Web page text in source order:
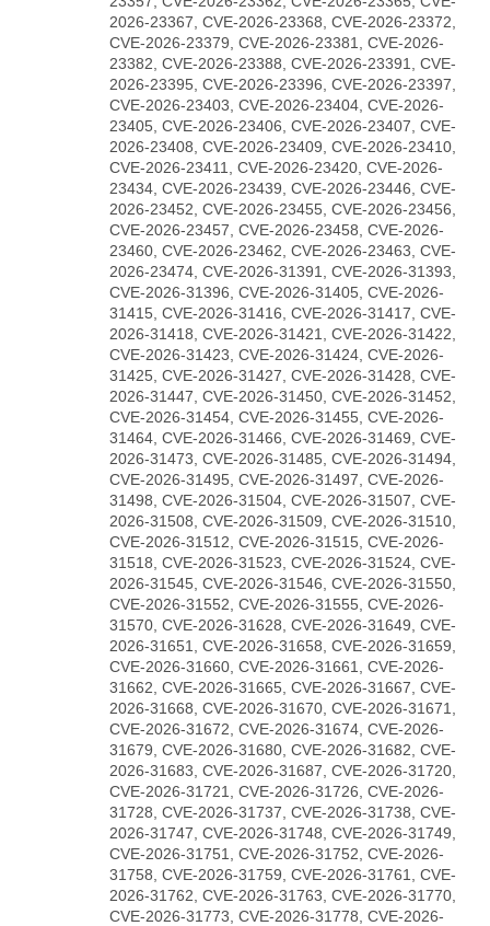
2026-23367, CVE-2026-23368, CVE-2026-23372,
CVE-2026-23379, CVE-2026-23381, CVE-2026-
23382, CVE-2026-23388, CVE-2026-23391, CVE-
2026-23395, CVE-2026-23396, CVE-2026-23397,
CVE-2026-23403, CVE-2026-23404, CVE-2026-
23405, CVE-2026-23406, CVE-2026-23407, CVE-
2026-23408, CVE-2026-23409, CVE-2026-23410,
CVE-2026-23411, CVE-2026-23420, CVE-2026-
23434, CVE-2026-23439, CVE-2026-23446, CVE-
2026-23452, CVE-2026-23455, CVE-2026-23456,
CVE-2026-23457, CVE-2026-23458, CVE-2026-
23460, CVE-2026-23462, CVE-2026-23463, CVE-
2026-23474, CVE-2026-31391, CVE-2026-31393,
CVE-2026-31396, CVE-2026-31405, CVE-2026-
31415, CVE-2026-31416, CVE-2026-31417, CVE-
2026-31418, CVE-2026-31421, CVE-2026-31422,
CVE-2026-31423, CVE-2026-31424, CVE-2026-
31425, CVE-2026-31427, CVE-2026-31428, CVE-
2026-31447, CVE-2026-31450, CVE-2026-31452,
CVE-2026-31454, CVE-2026-31455, CVE-2026-
31464, CVE-2026-31466, CVE-2026-31469, CVE-
2026-31473, CVE-2026-31485, CVE-2026-31494,
CVE-2026-31495, CVE-2026-31497, CVE-2026-
31498, CVE-2026-31504, CVE-2026-31507, CVE-
2026-31508, CVE-2026-31509, CVE-2026-31510,
CVE-2026-31512, CVE-2026-31515, CVE-2026-
31518, CVE-2026-31523, CVE-2026-31524, CVE-
2026-31545, CVE-2026-31546, CVE-2026-31550,
CVE-2026-31552, CVE-2026-31555, CVE-2026-
31570, CVE-2026-31628, CVE-2026-31649, CVE-
2026-31651, CVE-2026-31658, CVE-2026-31659,
CVE-2026-31660, CVE-2026-31661, CVE-2026-
31662, CVE-2026-31665, CVE-2026-31667, CVE-
2026-31668, CVE-2026-31670, CVE-2026-31671,
CVE-2026-31672, CVE-2026-31674, CVE-2026-
31679, CVE-2026-31680, CVE-2026-31682, CVE-
2026-31683, CVE-2026-31687, CVE-2026-31720,
CVE-2026-31721, CVE-2026-31726, CVE-2026-
31728, CVE-2026-31737, CVE-2026-31738, CVE-
2026-31747, CVE-2026-31748, CVE-2026-31749,
CVE-2026-31751, CVE-2026-31752, CVE-2026-
31758, CVE-2026-31759, CVE-2026-31761, CVE-
2026-31762, CVE-2026-31763, CVE-2026-31770,
CVE-2026-31773, CVE-2026-31778, CVE-2026-